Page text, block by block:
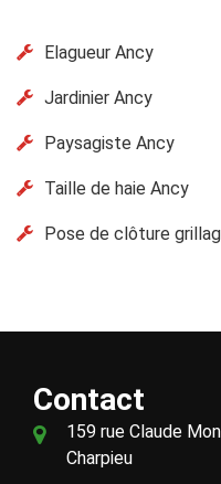
Elagueur Ancy
Jardinier Ancy
Paysagiste Ancy
Taille de haie Ancy
Pose de clôture
Contact
159 rue Claude
Charpieu